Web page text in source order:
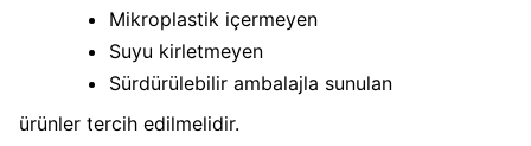
Mikroplastik içermeyen
Suyu kirletmeyen
Sürdürülebilir ambalajla sunulan
ürünler tercih edilmelidir.
%10 indirim
kazan!